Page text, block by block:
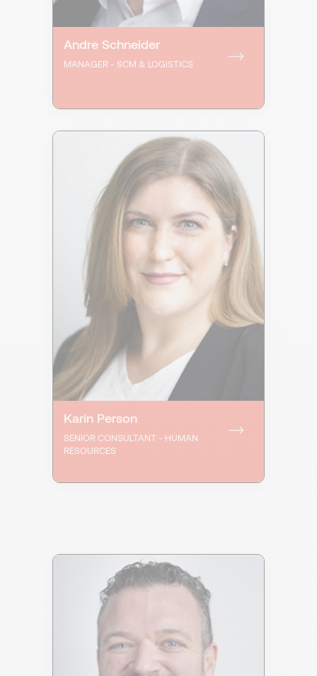
Andre Schneider
MANAGER - SCM & LOGISTICS
Karin Person
SENIOR CONSULTANT - HUMAN
RESOURCES